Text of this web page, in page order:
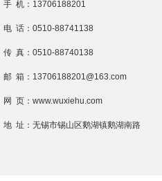
手 机：13706188201
电 话：0510-88741138
传 真：0510-88740138
邮 箱：13706188201@163.com
网 页：www.wuxiehu.com
地 址：无锡市锡山区鹅湖镇鹅湖南路